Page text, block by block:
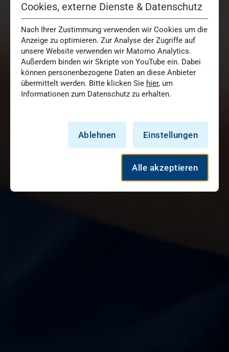
Cookies, externe Dienste & Datenschutz
Nach Ihrer Zustimmung verwenden wir Cookies um die
Anzeige zu optimieren. Zur Analyse der Zugriffe auf
unsere Website verwenden wir Matomo Analytics.
Außerdem binden wir Skripte von YouTube ein. Dabei
können personenbezogene Daten an diese Anbieter
übermittelt werden. Bitte klicken Sie hier, um
Informationen zum Datenschutz zu erhalten.
Ablehnen Einstellungen
Alle akzeptieren